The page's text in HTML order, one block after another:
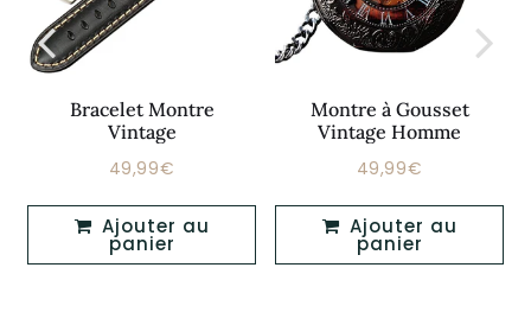
Bracelet Montre
Vintage
Prix
49,99€
panier
Montre à Gousset
Vintage Homme
Prix
49,99€
panier